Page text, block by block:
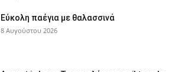
Εύκολη παέγια με θαλασσινά
8 Αυγούστου 2026